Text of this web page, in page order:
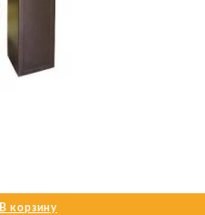
В корзину